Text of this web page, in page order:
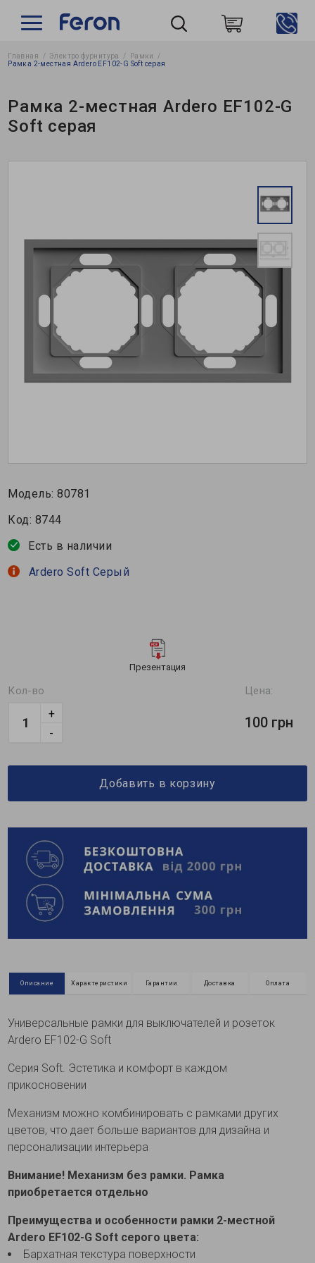
Главная Электро фурнитура
Рамки
Рамка 2-местная Ardero EF102-G Soft серая
Рамка 2-местная Ardero EF102-G
Soft серая
Модель:80781
Код: 8744
Есть в наличии
Ardero Soft Серый
Презентация
Кол-во
-
+
Цена:
100 грн
Добавить в корзину
Описание Характеристики Гарантии Доставка Оплата
Универсальные рамки для выключателей и розеток
Ardero EF102-G Soft
Серия Soft. Эстетика и комфорт в каждом
прикосновении
Механизм можно комбинировать с рамками других
цветов, что дает больше вариантов для дизайна и
персонализации интерьера
Внимание! Механизм без рамки. Рамка
приобретается отдельно
Преимущества и особенности рамки 2-местной
Ardero EF102-G Soft серого цвета:
Бархатная текстура поверхности